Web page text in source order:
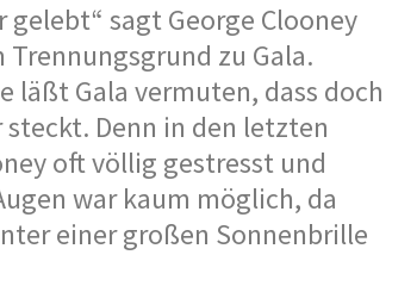
gelebt“ sagt George Clooney
Trennungsgrund zu Gala.
läßt Gala vermuten, dass doch
Denn in den letzten
oft völlig gestresst und
war kaum möglich, da
einer großen Sonnenbrille